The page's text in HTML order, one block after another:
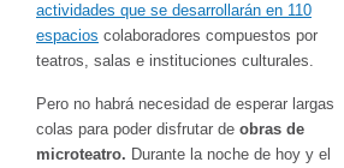
actividades que se desarrollarán en 110
espacios colaboradores compuestos por
teatros, salas e instituciones culturales.
Pero no habrá necesidad de esperar largas
colas para poder disfrutar de obras de
microteatro. Durante la noche de hoy y el